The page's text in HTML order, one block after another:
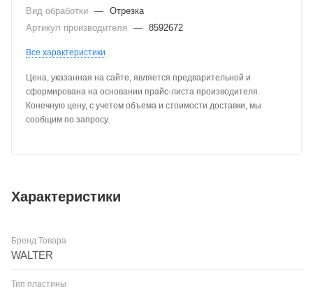
Вид обработки — Отрезка
Артикул производителя
— 8592672
Все характеристики
Цена, указанная на сайте, является предварительной и
сформирована на основании прайс-листа производителя.
Конечную цену, с учетом объема и стоимости доставки, мы
сообщим по запросу.
Характеристики
Бренд Товара
WALTER
Тип пластины